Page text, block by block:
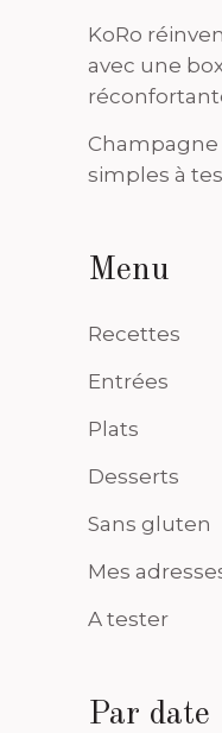
KoRo
avec une
Champagne
simples à
Menu
Recettes
Entrées
Plats
Desserts
Sans gluten
Mes
A tester
Par date